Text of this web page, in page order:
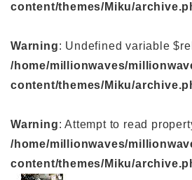
content/themes/Miku/
Warning: Undefined variable
/home/millionwaves/
content/themes/Miku/
Warning: Attempt to read
/home/millionwaves/
content/themes/Miku/